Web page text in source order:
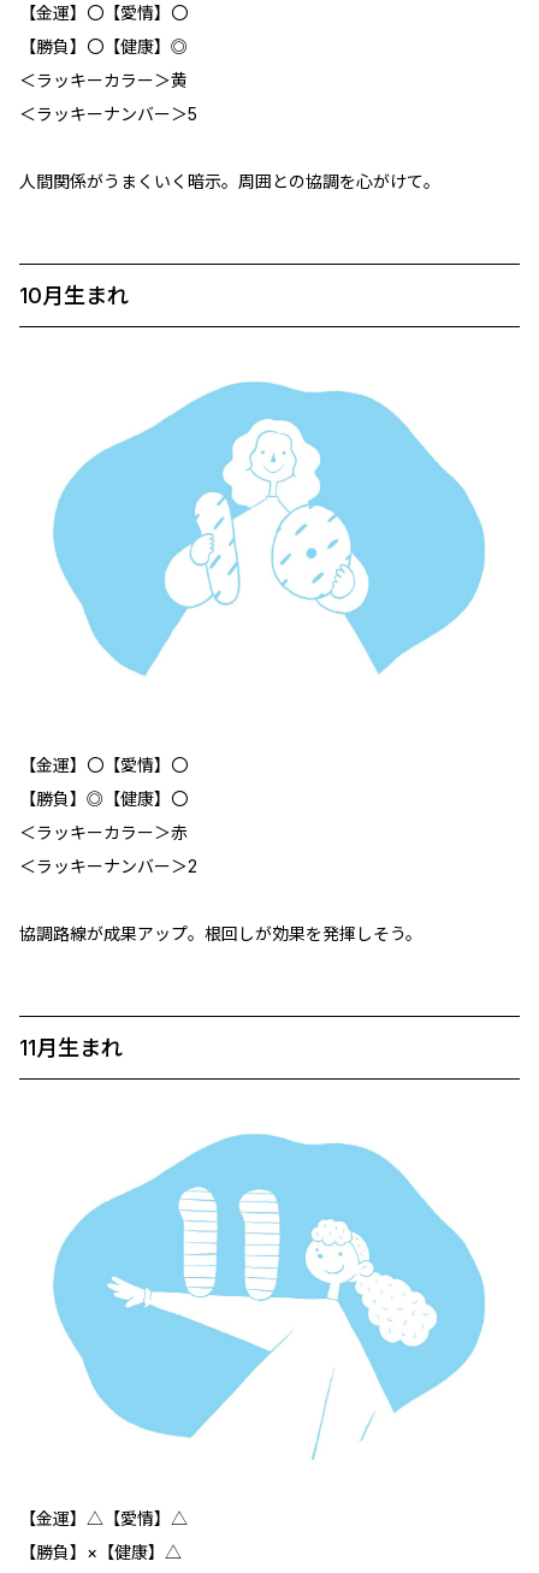
【金運】〇【愛情】〇
【勝負】〇【健康】◎
＜ラッキーカラー＞黄
＜ラッキーナンバー＞5
人間関係がうまくいく暗示。周囲との協調を心がけて。
10月生まれ
【金運】〇【愛情】〇
【勝負】◎【健康】〇
＜ラッキーカラー＞赤
＜ラッキーナンバー＞2
協調路線が成果アップ。根回しが効果を発揮しそう。
11月生まれ
【金運】△【愛情】△
【勝負】×【健康】△